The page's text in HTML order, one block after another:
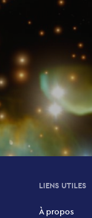
LIENS UTILES
À propos